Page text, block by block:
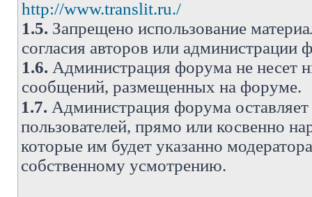
http://www.translit.ru./
1.5. Запрещено использование
согласия авторов или администрации
1.6. Администрация форума не несет
сообщений, размещенных на форуме.
1.7. Администрация форума
пользователей, прямо или косвенно
которые им будет указанно
собственному усмотрению.